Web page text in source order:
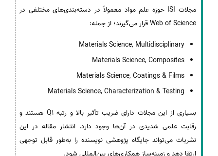
مجلات ISI حوزه علم مواد معمولاً در دسته‌بندی‌های مختلفی در
Web of Science قرار می‌گیرند؛ از جمله:
Materials Science, Multidisciplinary
Materials Science, Composites
Materials Science, Coatings & Films
Materials Science, Characterization & Testing
بسیاری از این مجلات دارای ضریب تأثیر بالا و رتبه Q1 هستند و
رقابت علمی شدیدی در آن‌ها وجود دارد. انتشار مقاله در این
نشریات می‌تواند جایگاه پژوهشی نویسنده را به‌طور قابل توجهی
ارتقا دهد و زمینه‌ساز همکاری‌های بین‌المللی شود.